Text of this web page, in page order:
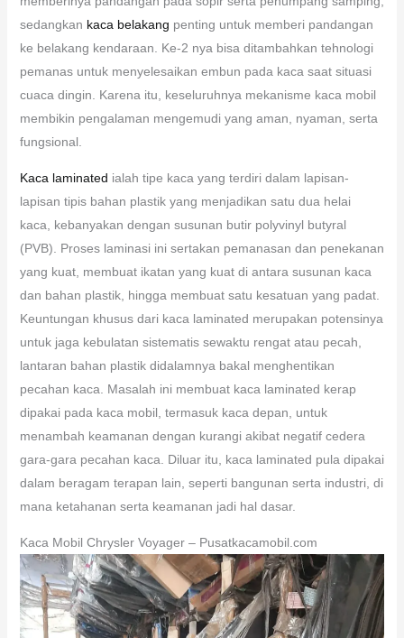
sedangkan kaca belakang penting untuk memberi pandangan
ke belakang kendaraan. Ke-2 nya bisa ditambahkan tehnologi
pemanas untuk menyelesaikan embun pada kaca saat situasi
cuaca dingin. Karena itu, keseluruhnya mekanisme kaca mobil
membikin pengalaman mengemudi yang aman, nyaman, serta
fungsional.
Kaca laminated ialah tipe kaca yang terdiri dalam lapisan-
lapisan tipis bahan plastik yang menjadikan satu dua helai
kaca, kebanyakan dengan susunan butir polyvinyl butyral
(PVB). Proses laminasi ini sertakan pemanasan dan penekanan
yang kuat, membuat ikatan yang kuat di antara susunan kaca
dan bahan plastik, hingga membuat satu kesatuan yang padat.
Keuntungan khusus dari kaca laminated merupakan potensinya
untuk jaga kebulatan sistematis sewaktu rengat atau pecah,
lantaran bahan plastik didalamnya bakal menghentikan
pecahan kaca. Masalah ini membuat kaca laminated kerap
dipakai pada kaca mobil, termasuk kaca depan, untuk
menambah keamanan dengan kurangi akibat negatif cedera
gara-gara pecahan kaca. Diluar itu, kaca laminated pula dipakai
dalam beragam terapan lain, seperti bangunan serta industri, di
mana ketahanan serta keamanan jadi hal dasar.
Kaca Mobil Chrysler Voyager – Pusatkacamobil.com